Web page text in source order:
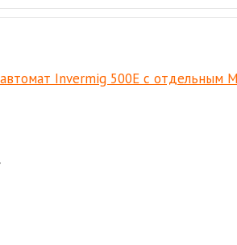
Invermig 500E с